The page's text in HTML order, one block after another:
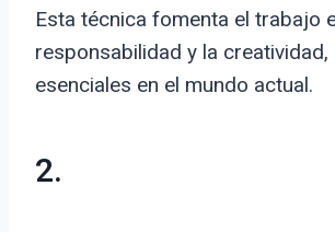
Esta técnica fomenta el trabajo
responsabilidad y la creatividad,
esenciales en el mundo actual.
2.